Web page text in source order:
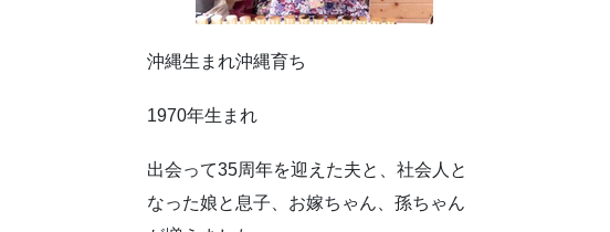
沖縄生まれ沖縄育ち
1970年生まれ
出会って35周年を迎えた夫と、社会人と
なった娘と息子、お嫁ちゃん、孫ちゃん